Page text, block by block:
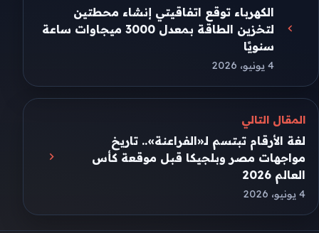
الكهرباء توقع اتفاقيتي إنشاء محطتين
لتخزين الطاقة بمعدل 3000 ميجاوات ساعة
سنويًا
4 يونيو، 2026
المقال التالي
لغة الأرقام تبتسم لـ«الفراعنة».. تاريخ
مواجهات مصر وبلجيكا قبل موقعة كأس
العالم 2026
4 يونيو، 2026